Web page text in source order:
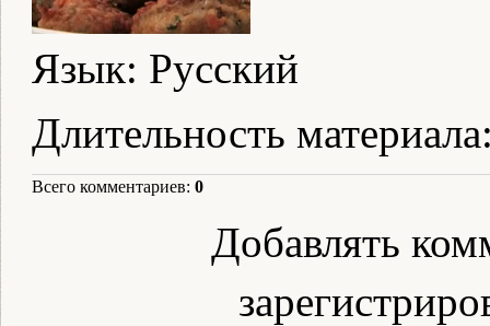
Язык: Русский
Длительность материала
Всего комментариев: 0
Добавлять